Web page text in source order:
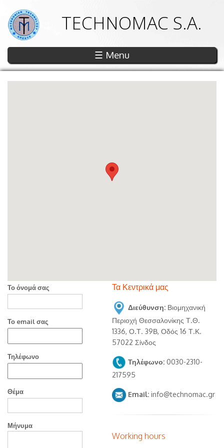
TECHNOMAC S.A.
☰ Menu
Веб-
Το όνομά σας
Το email σας
Τηλέφωνο
Θέμα
Μήνυμα
Τα Κεντρικά μας
Διεύθυνση: Βιομηχανική
Περιοχή Θεσσαλονίκης Τ.Θ.
1336, Ο.Τ. 39Β, Οδός 16 Τ.Κ.
57022 Σίνδος
Τηλέφωνο
Τηλέφωνο: 0030-2310-
217595
EmailEmail: info@technomac.gr
Working hours